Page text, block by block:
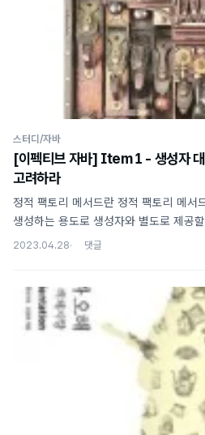
public static int getValue() { return
스터디/자바
[이펙티브 자바] Item 1 - 생성자
고려하라
정적 팩토리 메서드란 정적 팩토리 메서
생성하는 용도로 생성자와 별도로 제공
예를 들어 Boolean 클래스의 경우 아래
Boolean.FALSE; } 정적 팩토리 메서드
팩토리 메서드를 사용할 때 어떤 장점이
5가지를 제시한다. 이름을 가질 수 있다.
이름을 가지게 되면 반환될 객체의 특성
있다는 장점이 생긴다. 예를 들어
2023.04.28